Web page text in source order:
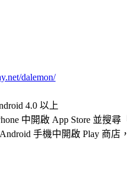
dalemon/
4.0 以上
中開啟 App Store 並搜
手機中開啟 Play 商店